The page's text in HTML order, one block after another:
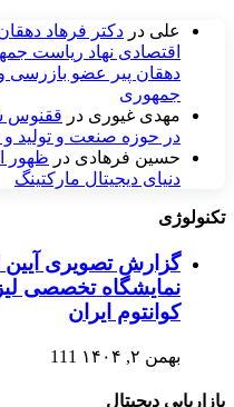
علی در دکتر فرهاد
اقتصادی نهاد رياست
دهقان پیر عضو بازرسی
جمهوری
مهدی غیوری در ققنوس
در حوزه صنعت و تولید
حسین فرهادی در ظهور
دنیای دیجیتال مارکتینگ
تکنولوژی
گزارش تصویری
نمایشگاه تخصصی
کوانتوم ایران
بهمن ۲, ۱۴۰۴ 111
بازاریابی دیجیتال